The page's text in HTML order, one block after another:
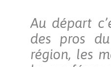
Au départ
des pros
région, les